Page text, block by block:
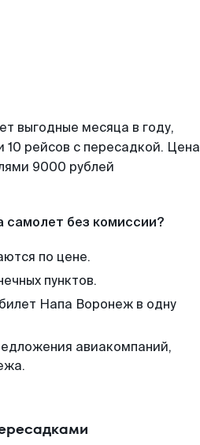
выгодные месяца в году,
рейсов с пересадкой. Цена
9000 рублей
самолет без комиссии?
по цене.
пунктов.
Напа Воронеж в одну
авиакомпаний,